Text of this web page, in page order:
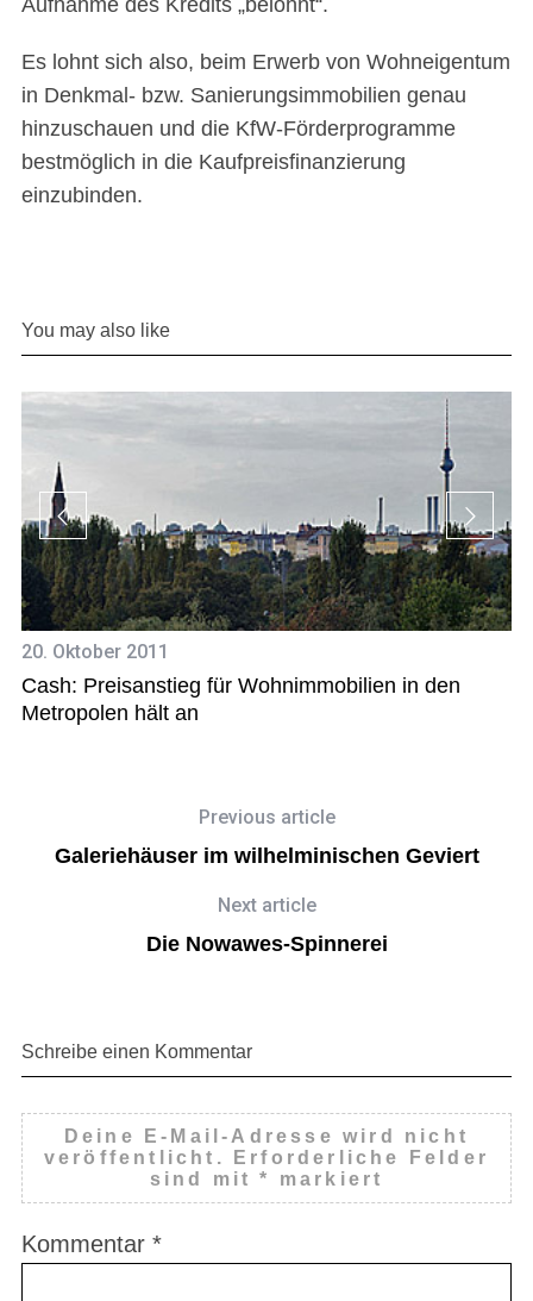
Aufnahme des Kredits „belohnt“.
Es lohnt sich also, beim Erwerb von Wohneigentum
in Denkmal- bzw. Sanierungsimmobilien genau
hinzuschauen und die KfW-Förderprogramme
bestmöglich in die Kaufpreisfinanzierung
einzubinden.
You may also like
20. Oktober 2011
Cash: Preisanstieg für Wohnimmobilien in den
Metropolen hält an
Previous article
Galeriehäuser im wilhelminischen Geviert
Next article
Die Nowawes-Spinnerei
Schreibe einen Kommentar
Deine E-Mail-Adresse wird nicht
veröffentlicht.
Erforderliche Felder
sind mit* markiert
Kommentar *